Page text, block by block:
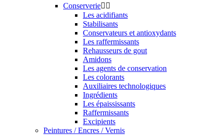
Conserverie 
Les acidifiants
Stabilisants
Conservateurs et antioxydants
Les raffermissants
Rehausseurs de gout
Amidons
Les agents de conservation
Les colorants
Auxiliaires technologiques
Ingrédients
Les épaississants
Raffermissants
Excipients
Peintures / Encres / Vernis